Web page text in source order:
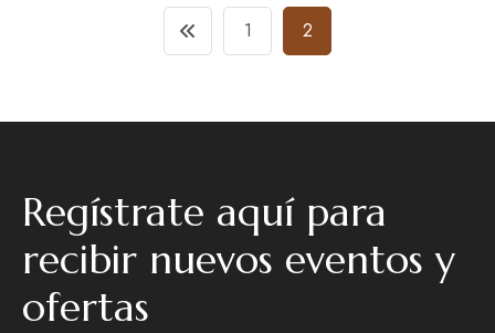
Navegación
1 2
Regístrate aquí para
recibir nuevos eventos y
ofertas